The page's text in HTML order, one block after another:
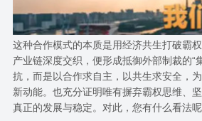
这种合作模式的本质是用经济共生打破霸
产业链深度交织，便形成抵御外部制裁的“
抗，而是以合作求自主，以共生求安全，
新动能。也充分证明唯有摒弃霸权思维、
真正的发展与稳定。对此，您有什么看法呢